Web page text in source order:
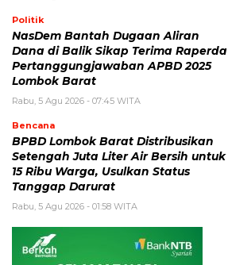
Politik
NasDem Bantah Dugaan Aliran
Dana di Balik Sikap Terima Raperda
Pertanggungjawaban APBD 2025
Lombok Barat
Rabu, 5 Agu 2026 - 07:45 WITA
Bencana
BPBD Lombok Barat Distribusikan
Setengah Juta Liter Air Bersih untuk
15 Ribu Warga, Usulkan Status
Tanggap Darurat
Rabu, 5 Agu 2026 - 01:58 WITA